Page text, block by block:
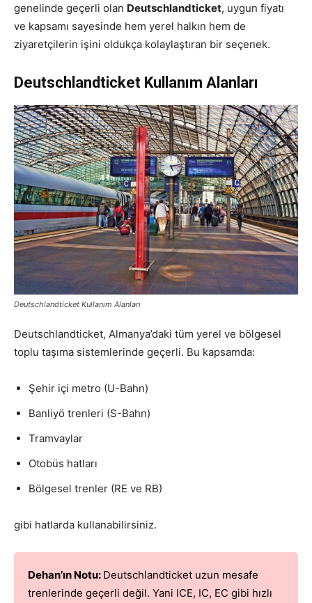
genelinde geçerli olan Deutschlandticket, uygun fiyatı
ve kapsamı sayesinde hem yerel halkın hem de
ziyaretçilerin işini oldukça kolaylaştıran bir seçenek.
Deutschlandticket Kullanım Alanları
Deutschlandticket Kullanım Alanları
Deutschlandticket, Almanya’daki tüm yerel ve bölgesel
toplu taşıma sistemlerinde geçerli. Bu kapsamda:
Şehir içi metro (U-Bahn)
Banliyö trenleri (S-Bahn)
Tramvaylar
Otobüs hatları
Bölgesel trenler (RE ve RB)
gibi hatlarda kullanabilirsiniz.
Dehan’ın Notu: Deutschlandticket uzun mesafe
trenlerinde geçerli değil. Yani ICE, IC, EC gibi hızlı